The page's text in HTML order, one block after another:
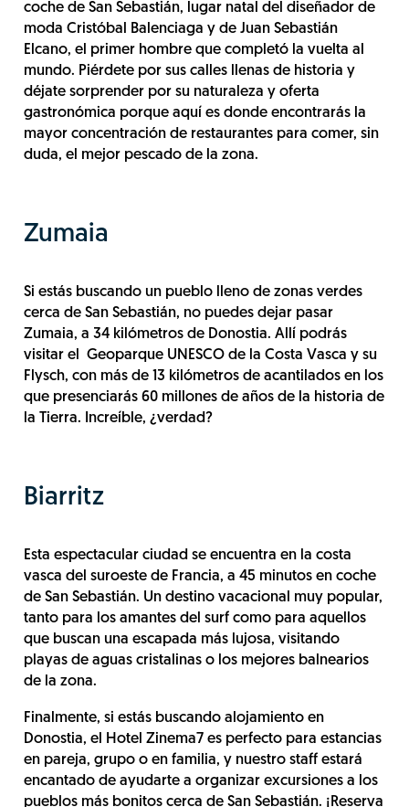
coche de San Sebastián, lugar natal del diseñador de
moda Cristóbal Balenciaga y de Juan Sebastián
Elcano, el primer hombre que completó la vuelta al
mundo. Piérdete por sus calles llenas de historia y
déjate sorprender por su naturaleza y oferta
gastronómica porque aquí es donde encontrarás la
mayor concentración de restaurantes para comer, sin
duda, el mejor pescado de la zona.
Zumaia
Si estás buscando un pueblo lleno de zonas verdes
cerca de San Sebastián, no puedes dejar pasar
Zumaia, a 34 kilómetros de Donostia. Allí podrás
visitar el Geoparque UNESCO de la Costa Vasca y su
Flysch, con más de 13 kilómetros de acantilados en los
que presenciarás 60 millones de años de la historia de
la Tierra. Increíble, ¿verdad?
Biarritz
Esta espectacular ciudad se encuentra en la costa
vasca del suroeste de Francia, a 45 minutos en coche
de San Sebastián. Un destino vacacional muy popular,
tanto para los amantes del surf como para aquellos
que buscan una escapada más lujosa, visitando
playas de aguas cristalinas o los mejores balnearios
de la zona.
Finalmente, si estás buscando alojamiento en
Donostia, el Hotel Zinema7 es perfecto para estancias
en pareja, grupo o en familia, y nuestro staff estará
encantado de ayudarte a organizar excursiones a los
pueblos más bonitos cerca de San Sebastián. ¡Reserva